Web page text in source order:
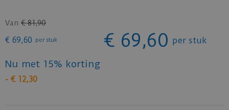
Van € 81,90
€ 69,60 per stuk € 69,60 per stuk
Nu met 15% korting
- € 12,30